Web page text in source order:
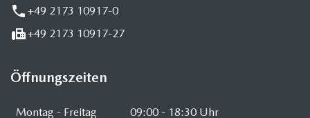
+49 2173 10917-0
+49 2173 10917-27
Öffnungszeiten
Montag - Freitag
09:00 - 18:30 Uhr